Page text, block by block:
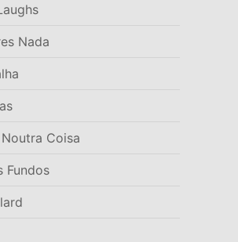
Nada
Coisa
Fundos